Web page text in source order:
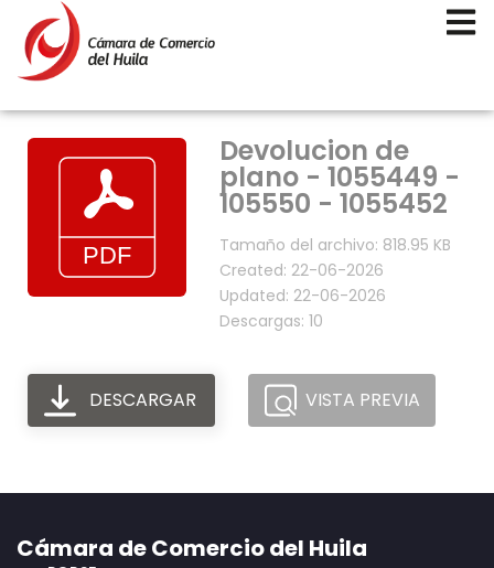
Devolucion de
plano - 1055449 -
105550 - 1055452
Tamaño del archivo: 818.95 KB
Created: 22-06-2026
Updated: 22-06-2026
Descargas: 10
DESCARGAR VISTA PREVIA
Cámara de Comercio del Huila